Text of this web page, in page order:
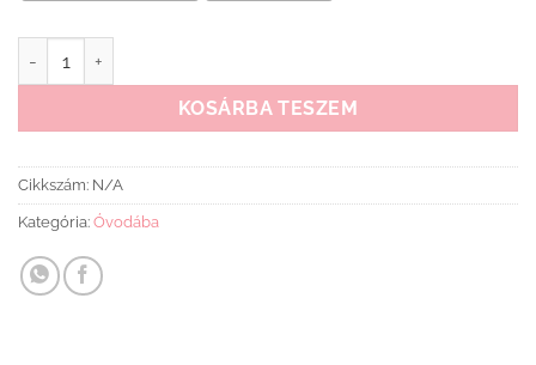
KOSÁRBA TESZEM
Cikkszám: N/A
Kategória: Óvodába